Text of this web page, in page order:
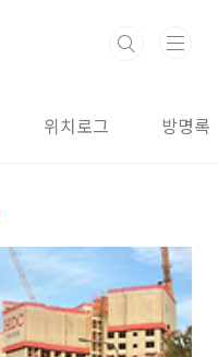
위치로그 방명록